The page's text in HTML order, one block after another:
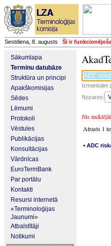
Sestdiena, 8. augusts Šī ir
Sākumlapa
Terminu datubāze
Struktūra un principi
Apakškomisijas
Sēdes
Lēmumi
Protokoli
Vēstules
Publikācijas
Konsultācijas
Vārdnīcas
EuroTermBank
Par portālu
Kontakti
Resursi internetā
«Terminoloģijas
Jaunumi»
Atbalstītāji
Notikumi
Izmantojiet
Nozares:
Jūs meklējāt
Atrasts 1
▪ ADC